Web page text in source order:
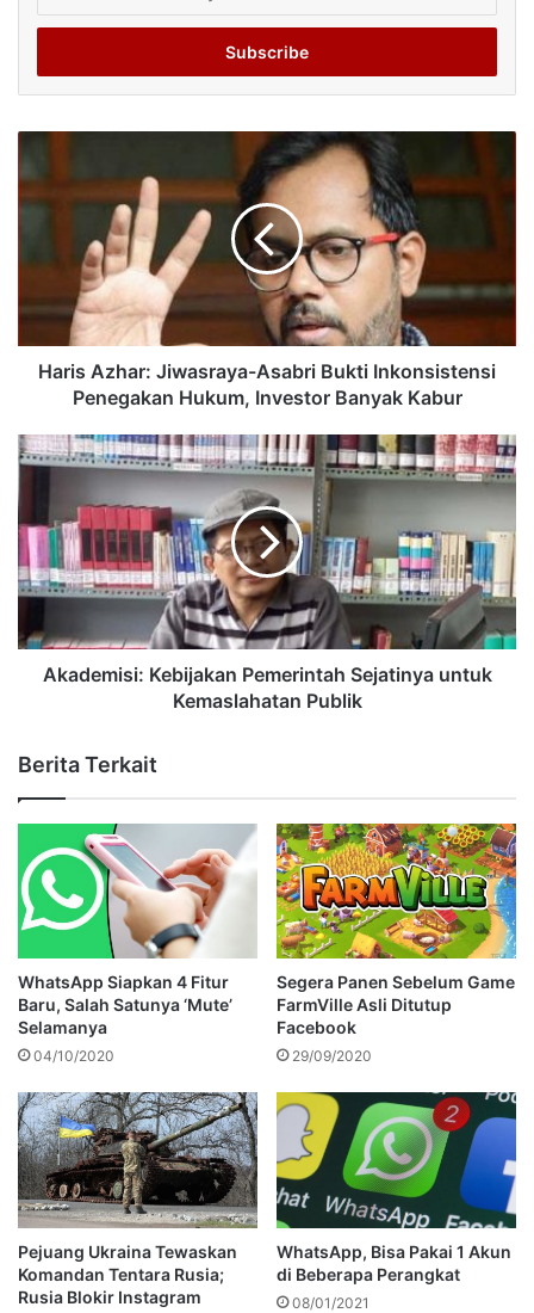
Email
Haris Azhar: Jiwasraya-Asabri Bukti Inkonsistensi
Penegakan Hukum, Investor Banyak Kabur
Akademisi: Kebijakan Pemerintah Sejatinya untuk
Kemaslahatan Publik
Berita Terkait
WhatsApp Siapkan 4 Fitur
Baru, Salah Satunya ‘Mute’
Selamanya
04/10/2020
Segera Panen Sebelum Game
FarmVille Asli Ditutup
Facebook
29/09/2020
Pejuang Ukraina Tewaskan
Komandan Tentara Rusia;
Rusia Blokir Instagram
WhatsApp, Bisa Pakai 1 Akun
di Beberapa Perangkat
08/01/2021